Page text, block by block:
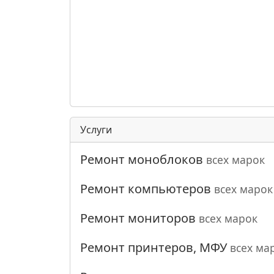
Услуги
Ремонт моноблоков всех марок
Ремонт компьютеров всех марок
Ремонт мониторов всех марок
Ремонт принтеров, МФУ всех